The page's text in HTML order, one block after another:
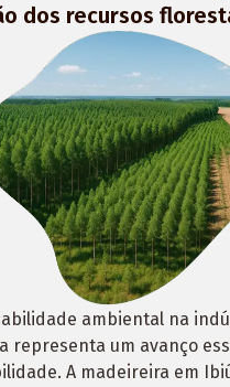
dos recursos
ambiental na
representa um avanço
A madeireira em